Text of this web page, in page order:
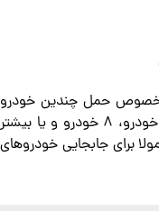
مخصوص حمل چندین خودرو
می باشند. معمولا ظرفیت تریلی خودروبر 6 خودرو، 8 خودرو و یا بیشتر
برای جابجایی خودروهای